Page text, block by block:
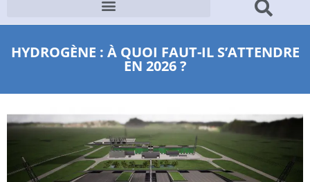
HYDROGÈNE : À QUOI FAUT-IL S’ATTENDRE
EN 2026 ?